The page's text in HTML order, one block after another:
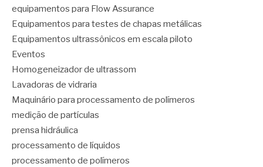
equipamentos para Flow Assurance
Equipamentos para testes de chapas metálicas
Equipamentos ultrassônicos em escala piloto
Eventos
Homogeneizador de ultrassom
Lavadoras de vidraria
Maquinário para processamento de polímeros
medição de partículas
prensa hidráulica
processamento de líquidos
processamento de polímeros